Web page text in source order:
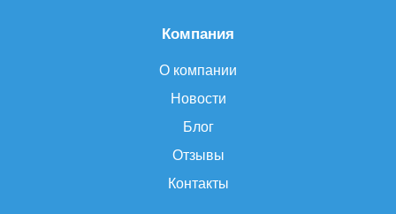
Компания
О компании
Новости
Блог
Отзывы
Контакты